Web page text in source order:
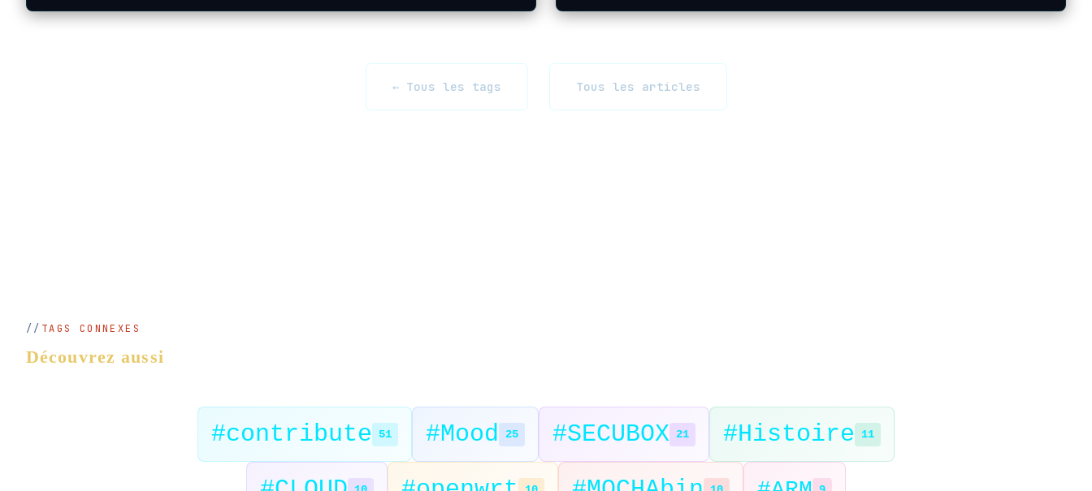
← Tous les tags Tous les articles
TAGS CONNEXES
Découvrez aussi
#contribute 51 #Mood 25 #SECUBOX 21 #Histoire 11